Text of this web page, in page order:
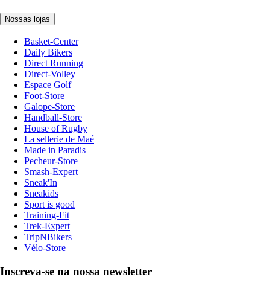
Nossas lojas
Basket-Center
Daily Bikers
Direct Running
Direct-Volley
Espace Golf
Foot-Store
Galope-Store
Handball-Store
House of Rugby
La sellerie de Maé
Made in Paradis
Pecheur-Store
Smash-Expert
Sneak'In
Sneakids
Sport is good
Training-Fit
Trek-Expert
TripNBikers
Vélo-Store
Inscreva-se na nossa newsletter